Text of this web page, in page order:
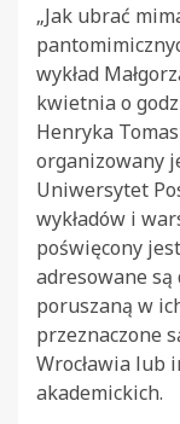
„Jak ubrać
wykład
kwietnia o
Henryka
organizowany
Uniwersytet
wykładów i
poświęcony
adresowane
poruszaną w
przeznaczone
Wrocławia lub
akademickich.